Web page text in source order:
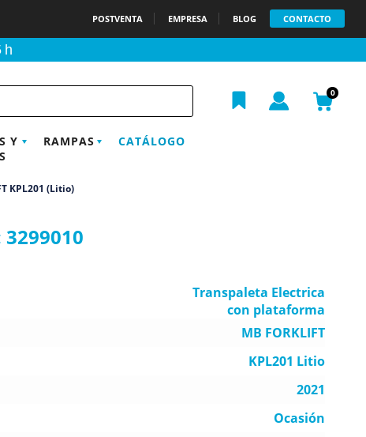
POSTVENTA EMPRESA BLOG CONTACTO
0
Y
RAMPAS CATÁLOGO
KPL201 (Litio)
3299010
Transpaleta Electrica
con plataforma
MB FORKLIFT
KPL201 Litio
2021
Ocasión